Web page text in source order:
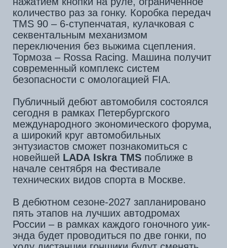
ходу дистанции гонщики будут сменять
друг друга. И это будет не просто
спортивное событие, а настоящий
автоспортивный фестиваль с
развлечениями для зрителей и яркими,
зрелищными гоночными заездами!
Подробности на сайте серии
ladaiskracup.ru